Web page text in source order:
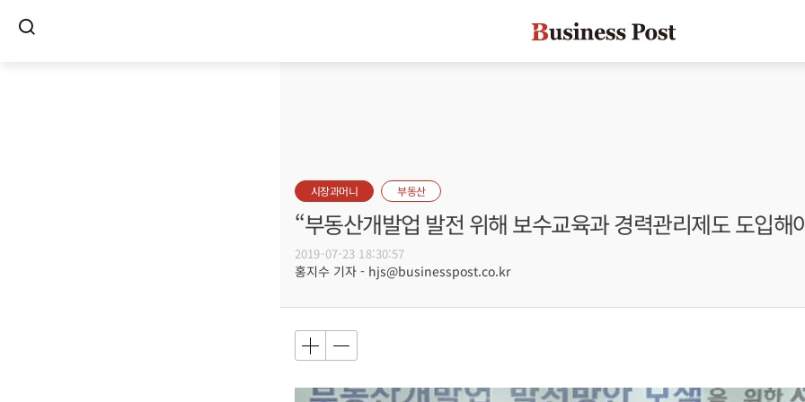
시장과머니 부동산
“부동산개발업 발전 위해 보수교육과 경력관리제도 도입해
2019-07-23 18:30:57
홍지수 기자 - hjs@businesspost.co.kr